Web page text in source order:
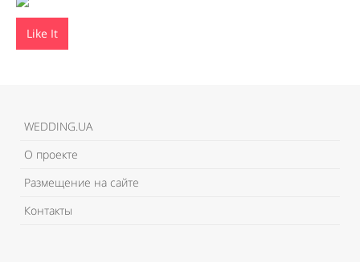
Like It
WEDDING.UA
О проекте
Размещение на сайте
Контакты